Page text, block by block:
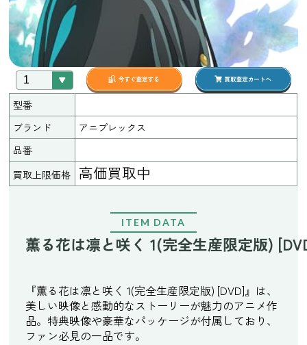
型番
ブランド
アニプレックス
品番
買取上限価格
高価買取中
ITEM DATA
薫る花は凛と咲く 1(完全生産限定版)
『薫る花は凛と咲く 1(完全生産限定版) [DVD]』は、
美しい映像と感動的なストーリーが魅力のアニメ作
品。特典映像や豪華なパッケージが付属しており、
ファン必見の一品です。